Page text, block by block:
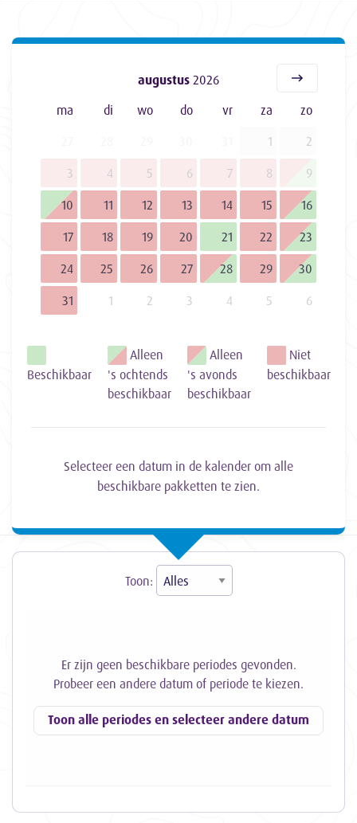
augustus 2026
ma
di wo do vr za
zo
1
2
3
4 5 6 7 8
9
10
11 12 13 14 15
16
17
18 19 20 21 22
23
24
25 26 27 28 29
30
31
1 2 3 4 5 6
Beschikbaar
Alleen
's ochtends
beschikbaar
Alleen
's avonds
beschikbaar
Niet
beschikbaar
Selecteer een datum in de kalender om alle
beschikbare pakketten te zien.
Toon:
Er zijn geen beschikbare periodes gevonden.
Probeer een andere datum of periode te kiezen.
Toon alle periodes en selecteer andere datum